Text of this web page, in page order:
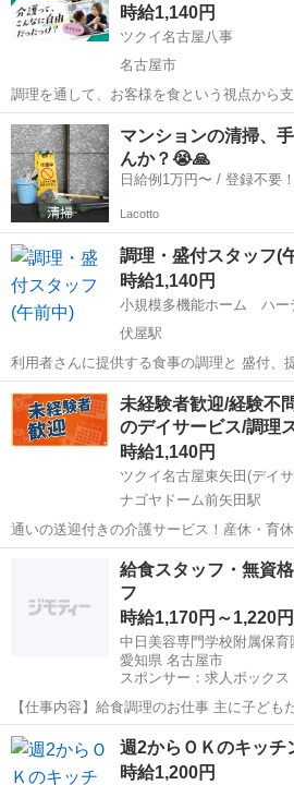
後は余計な工程に時間...時給1,140円
ツクイ名古屋八事
名古屋市
調理を通して、お客様を食という視点から
いけるようご家族も含め支援をしていき
食事の調理業務 ※食器洗浄 ※食材の発
人分 ※1日の作業人数1人...
愛知 名古屋市
マンションの清掃、
んか？😭🙏
日給例1万円〜 /
Lacotto
調理・盛付スタッフ(
時給1,140円
小規模多機能ホーム ハー
伏屋駅
利用者さんに提供する食事の調理と 盛付、提供
な業務＞ ・調理、盛付、料理の提供 ・食器洗
施設なので、提供するのは20食程度。 決ま
で、難しい作業はあり...
愛知 名古屋市 伏屋駅 その他
未経験者歓迎/経験不
のデイサービス/調理
時給1,140円
ツクイ名古屋東矢田(デイ
ナゴヤドーム前矢田駅
通いの送迎付きの介護サービス！産休・育
在籍中！ライフイベントにも柔軟に対応しています。
メリット多数 ★☆ ＼＼サービス・職種の魅力／／ 完全調理済み食品
を使用のため、調理未経験...
名古屋市 ナゴヤドーム前矢
給食スタッフ・無資
フ
時給1,170円～1,220円
中日美容専門学校附属保育
愛知県 名古屋市
スポンサー：求人ボックス
【仕事内容】給食調理のお仕事 主に子ども
の準備。園に届く食材キットを、当社本部
順書を見ながら、施設内のキッチンで調理
めに切る・軟らかく煮る等の工夫はします...
アルバイト・パート
週2からＯＫのキッチ
時給1,200円